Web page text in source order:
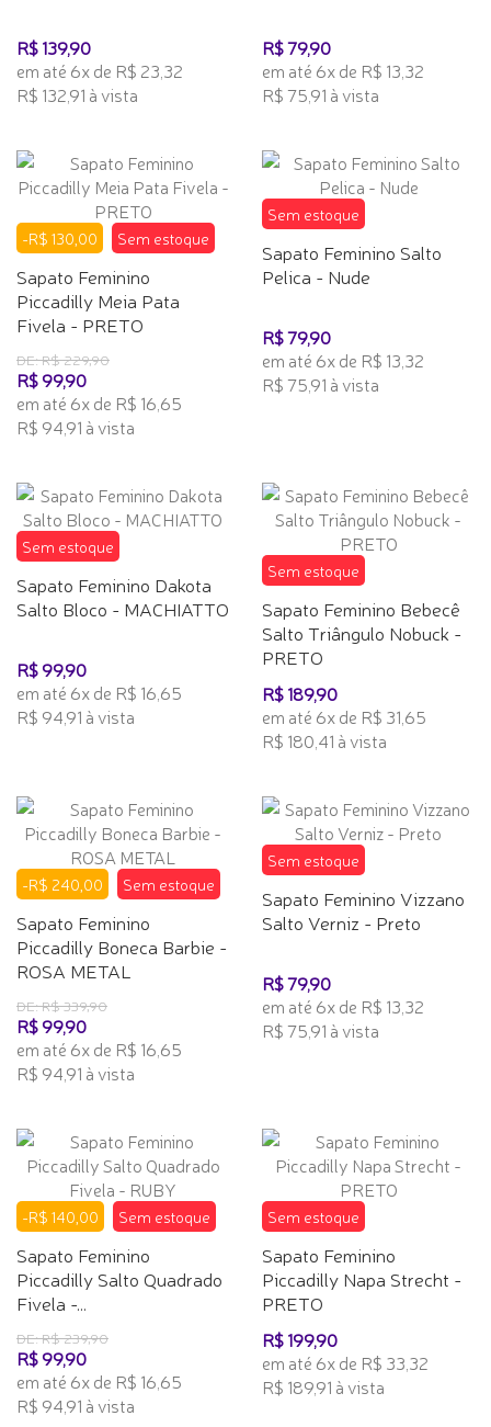
R$ 139,90
em até 6x de R$ 23,32
R$ 132,91 à vista
R$ 79,90
em até 6x de R$ 13,32
R$ 75,91 à vista
-R$ 130,00 Sem estoque
Sapato Feminino
Piccadilly Meia Pata
Fivela - PRETO
DE: R$ 229,90
R$ 99,90
em até 6x de R$ 16,65
R$ 94,91 à vista
Sem estoque
Sapato Feminino Salto
Pelica - Nude
R$ 79,90
em até 6x de R$ 13,32
R$ 75,91 à vista
Sem estoque
Sapato Feminino Dakota
Salto Bloco - MACHIATTO
R$ 99,90
em até 6x de R$ 16,65
R$ 94,91 à vista
Sem estoque
Sapato Feminino Bebecê
Salto Triângulo Nobuck -
PRETO
R$ 189,90
em até 6x de R$ 31,65
R$ 180,41 à vista
-R$ 240,00 Sem estoque
Sapato Feminino
Piccadilly Boneca Barbie -
ROSA METAL
DE: R$ 339,90
R$ 99,90
em até 6x de R$ 16,65
R$ 94,91 à vista
Sem estoque
Sapato Feminino Vizzano
Salto Verniz - Preto
R$ 79,90
em até 6x de R$ 13,32
R$ 75,91 à vista
-R$ 140,00 Sem estoque
Sapato Feminino
Piccadilly Salto Quadrado
Fivela -...
DE: R$ 239,90
R$ 99,90
em até 6x de R$ 16,65
R$ 94,91 à vista
Sem estoque
Sapato Feminino
Piccadilly Napa Strecht -
PRETO
R$ 199,90
em até 6x de R$ 33,32
R$ 189,91 à vista